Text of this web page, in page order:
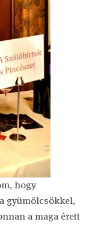
hogy
gyümölcsökkel,
a maga érett